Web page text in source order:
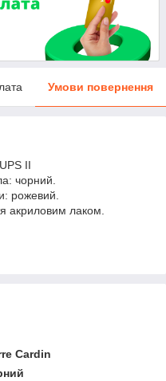
Умови повернення
II
чорний.
рожевий.
акриловим лаком.
Cardin